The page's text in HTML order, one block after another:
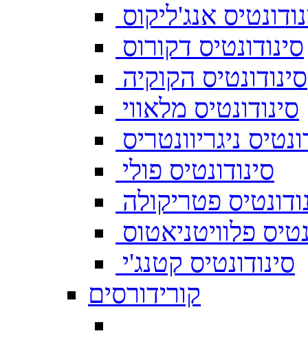
אנג'ליקוס
סינודונטיס דקורוס
סינודונטיס הקוקיה
סינודונטיס מלאווי
ניגריוונטריס
סינודונטיס פולי
פטריקולה
פלוויטניאטוס
סינודונטיס קטנג'י
קורידורסים